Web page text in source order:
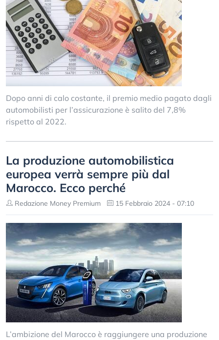
Dopo anni di calo costante, il premio medio pagato dagli
automobilisti per l’assicurazione è salito del 7,8%
rispetto al 2022.
La produzione automobilistica
europea verrà sempre più dal
Marocco. Ecco perché
Redazione Money Premium 15 Febbraio 2024 - 07:10
L’ambizione del Marocco è raggiungere una produzione